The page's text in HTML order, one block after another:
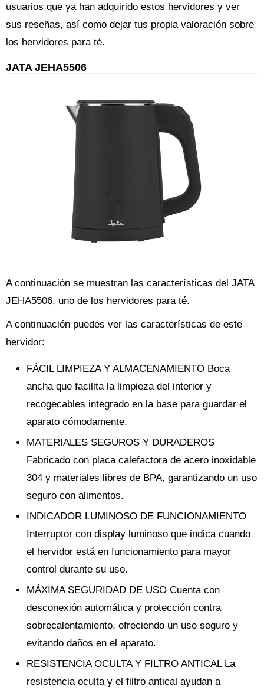
usuarios que ya han adquirido estos hervidores y ver
sus reseñas, así como dejar tus propia valoración sobre
los hervidores para té.
JATA JEHA5506
A continuación se muestran las características del JATA
JEHA5506, uno de los hervidores para té.
A continuación puedes ver las características de este
hervidor:
FÁCIL LIMPIEZA Y ALMACENAMIENTO Boca
ancha que facilita la limpieza del interior y
recogecables integrado en la base para guardar el
aparato cómodamente.
MATERIALES SEGUROS Y DURADEROS
Fabricado con placa calefactora de acero inoxidable
304 y materiales libres de BPA, garantizando un uso
seguro con alimentos.
INDICADOR LUMINOSO DE FUNCIONAMIENTO
Interruptor con display luminoso que indica cuando
el hervidor está en funcionamiento para mayor
control durante su uso.
MÁXIMA SEGURIDAD DE USO Cuenta con
desconexión automática y protección contra
sobrecalentamiento, ofreciendo un uso seguro y
evitando daños en el aparato.
RESISTENCIA OCULTA Y FILTRO ANTICAL La
resistencia oculta y el filtro antical ayudan a